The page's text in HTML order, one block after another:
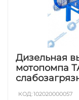
Дизельная
мотопомпа
КОД:102020000057